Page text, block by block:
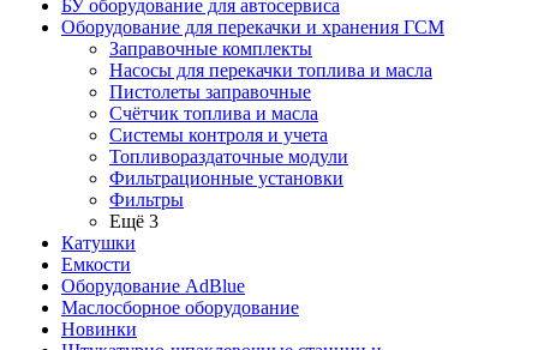
БУ оборудование для автосервиса
Оборудование для перекачки и хранения ГСМ
Заправочные комплекты
Насосы для перекачки топлива и масла
Пистолеты заправочные
Счётчик топлива и масла
Системы контроля и учета
Топливораздаточные модули
Фильтрационные установки
Фильтры
Ещё 3
Катушки
Емкости
Оборудование AdBlue
Маслосборное оборудование
Новинки